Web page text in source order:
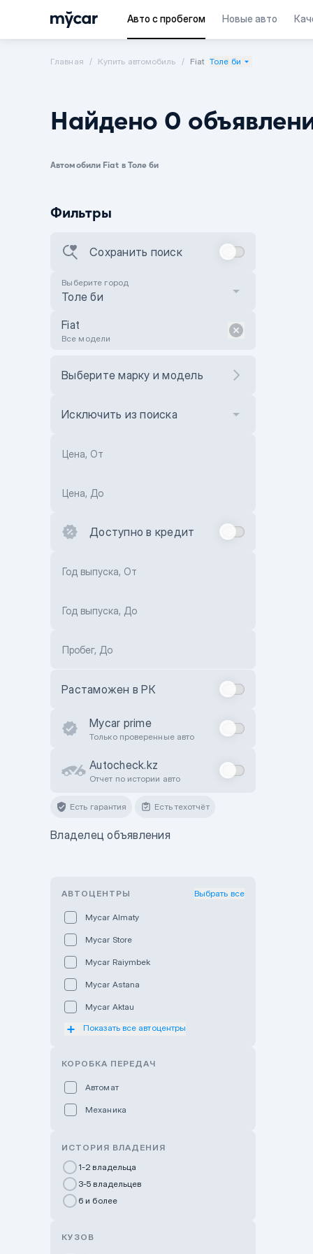
Авто с пробегом Новые авто
Главная Купить автомобиль Fiat Толе би
Найдено 0
Автомобили Fiat в Толе би
Фильтры
Сохранить поиск
Выберите город
Толе би
Fiat
Все модели
Выберите марку и модель
Исключить из поиска
Цена, От
Цена, До
Доступно в кредит
Год выпуска, От
Год выпуска, До
Пробег, До
Растаможен в РК
Mycar prime
Только проверенные авто
Autocheck.kz
Отчет по истории авто
Есть гарантия Есть техотчёт
Владелец объявления
АВТОЦЕНТРЫ Выбрать все
Mycar Almaty
Mycar Store
Mycar Raiymbek
Mycar Astana
Mycar Aktau
Mycar Uralsk
GWM Nurly Zhol
Chery Astana
Показать все автоцентры
КОРОБКА ПЕРЕДАЧ
Автомат
Механика
ИСТОРИЯ ВЛАДЕНИЯ
1-2 владельца
3-5 владельцев
6 и более
КУЗОВ